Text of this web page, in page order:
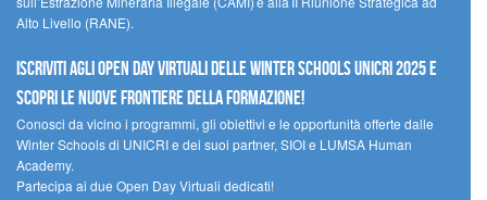
Alto Livello (RANE).
Iscriviti agli Open Day Virtuali delle Winter Schools UNICRI 2025 e
scopri le nuove frontiere della formazione!
Conosci da vicino i programmi, gli obiettivi e le opportunità offerte dalle
Winter Schools di UNICRI e dei suoi partner, SIOI e LUMSA Human
Academy.
Partecipa ai due Open Day Virtuali dedicati!